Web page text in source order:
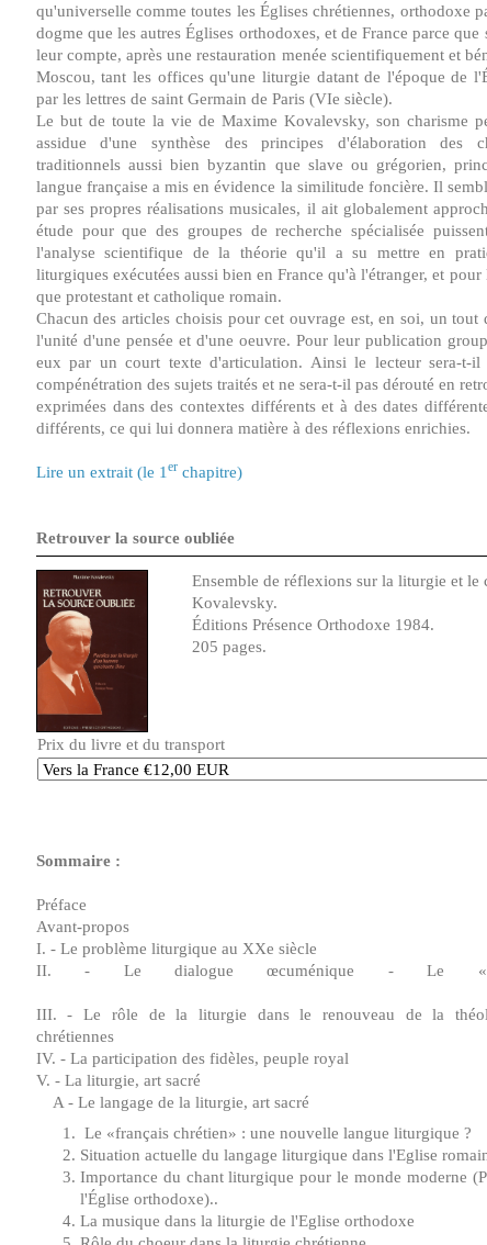
qu'universelle comme toutes les Églises chrétiennes, orthodoxe
dogme que les autres Églises orthodoxes, et de France parce que
leur compte, après une restauration menée scientifiquement et
Moscou, tant les offices qu'une liturgie datant de l'époque de
par les lettres de saint Germain de Paris (VIe siècle).
Le but de toute la vie de Maxime Kovalevsky, son charisme
assidue d'une synthèse des principes d'élaboration des
traditionnels aussi bien byzantin que slave ou grégorien,
langue française a mis en évidence la similitude foncière. Il
par ses propres réalisations musicales, il ait globalement
étude pour que des groupes de recherche spécialisée
l'analyse scientifique de la théorie qu'il a su mettre en
liturgiques exécutées aussi bien en France qu'à l'étranger, et
que protestant et catholique romain.
Chacun des articles choisis pour cet ouvrage est, en soi, un tout
l'unité d'une pensée et d'une oeuvre. Pour leur publication
eux par un court texte d'articulation. Ainsi le lecteur sera-t-il
compénétration des sujets traités et ne sera-t-il pas dérouté en
exprimées dans des contextes différents et à des dates
différents, ce qui lui donnera matière à des réflexions enrichies.
Lire un extrait (le 1 erchapitre)
Retrouver la source oubliée
Ensemble de réflexions sur la liturgie et le
Kovalevsky.
Éditions Présence Orthodoxe 1984.
205 pages.
Prix du livre et du transport
Sommaire :
Préface
Avant-propos
I. - Le problème liturgique au XXe siècle
II. - Le dialogue œcuménique - Le
III. - Le rôle de la liturgie dans le renouveau de la
chrétiennes
IV. - La participation des fidèles, peuple royal
V. - La liturgie, art sacré
A - Le langage de la liturgie, art sacré
Le «français chrétien» : une nouvelle langue liturgique ?
Situation actuelle du langage liturgique dans l'Eglise
Importance du chant liturgique pour le monde moderne
l'Église
La musique dans la liturgie de l'Eglise orthodoxe